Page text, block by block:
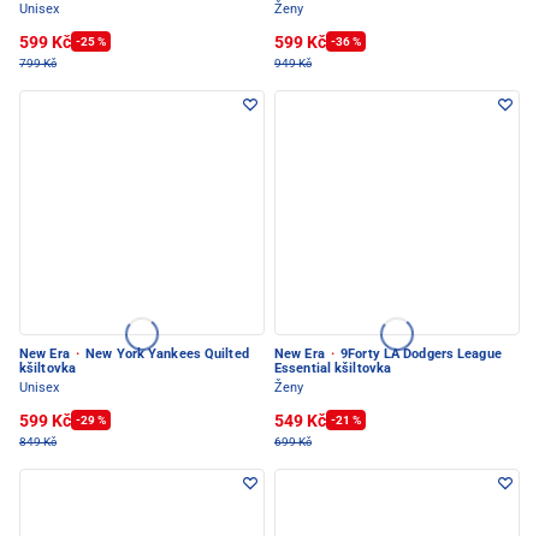
Unisex
599 Kč -25 %
799 Kč
Ženy
599 Kč -36 %
949 Kč
New Era · New York Yankees Quilted
kšiltovka
Unisex
599 Kč -29 %
849 Kč
New Era · 9Forty LA Dodgers League
Essential kšiltovka
Ženy
549 Kč -21 %
699 Kč